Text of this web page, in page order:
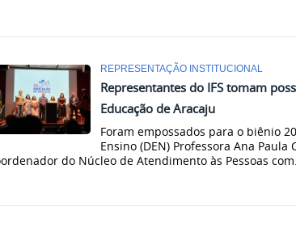
REPRESENTAÇÃO INSTITUCIONAL
Representantes do IFS tomam
Educação de Aracaju
Foram empossados para o biênio
Ensino (DEN) Professora Ana
do Núcleo de Atendimento às Pessoas com...